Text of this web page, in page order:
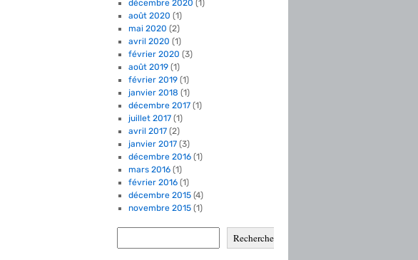
décembre 2020 (1)
août 2020 (1)
mai 2020 (2)
avril 2020 (1)
février 2020 (3)
août 2019(1)
février 2019(1)
janvier 2018 (1)
décembre 2017(1)
juillet 2017(1)
avril 2017(2)
janvier 2017(3)
décembre 2016(1)
mars 2016(1)
février 2016(1)
décembre 2015(4)
novembre 2015(1)
Rechercher